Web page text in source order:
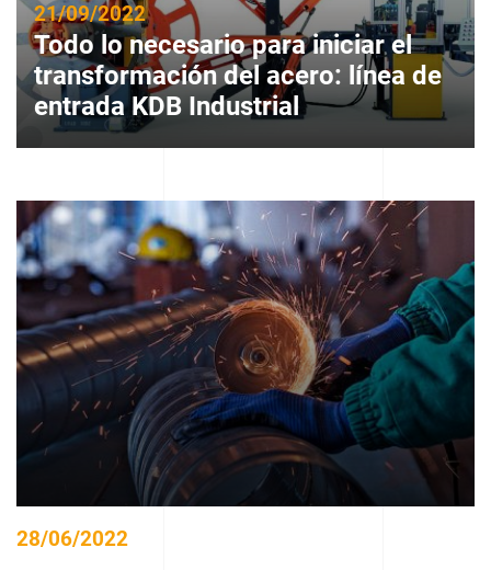
21/09/2022
Todo lo necesario para iniciar el
transformación del acero: línea de
entrada KDB Industrial
28/06/2022